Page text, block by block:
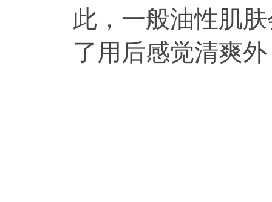
此，一般油性肌
了用后感觉清爽